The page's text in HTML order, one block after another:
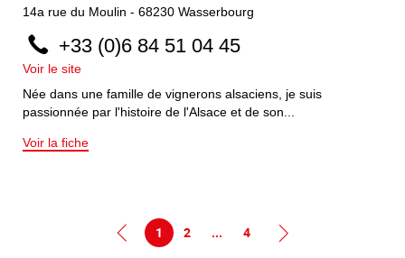
14a rue du Moulin - 68230 Wasserbourg
+33 (0)6 84 51 04 45
Voir le site
Née dans une famille de vignerons alsaciens, je suis
passionnée par l'histoire de l'Alsace et de son...
Voir la fiche
1 2 ... 4